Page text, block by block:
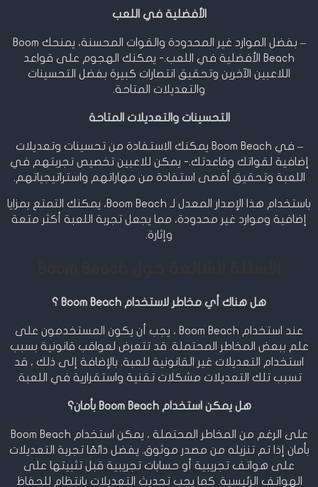
الأفضلية في اللعب
– بفضل الموارد غير المحدودة والقوات المحسنة، يمنحك Boom
Beach الأفضلية في اللعب.- يمكنك الهجوم على قواعد
اللاعبين الآخرين وتحقيق انتصارات كبيرة بفضل التحسينات
والتعديلات المتاحة.
التحسينات والتعديلات المتاحة
– في Boom Beach يمكنك الاستفادة من تحسينات وتعديلات
إضافية لقواتك وقاعدتك.- يمكن للاعبين تخصيص تجربتهم في
اللعبة وتحقيق أقصى استفادة من مهاراتهم واستراتيجياتهم.
باستخدام هذا الإصدار المعدل لـ Boom Beach، يمكنك التمتع بمزايا
إضافية وموارد غير محدودة، مما يجعل تجربة اللعبة أكثر متعة
وإثارة.
هل هناك أي مخاطر لاستخدام Boom Beach ؟
عند استخدام Boom Beach ، يجب أن يكون المستخدمون على
علم ببعض المخاطر المحتملة. قد تتعرض لعواقب قانونية بسبب
استخدام التعديلات غير القانونية للعبة. بالإضافة إلى ذلك ، قد
تسبب تلك التعديلات مشكلات تقنية واستقرارية في اللعبة.
هل يمكن استخدام Boom Beach بأمان؟
على الرغم من المخاطر المحتملة ، يمكن استخدام Boom Beach
بأمان إذا تم تنزيله من مصدر موثوق. يفضل دائمًا تجربة التعديلات
على هواتف تجريبية أو حسابات تجريبية قبل تثبيتها على
الهواتف الرئيسية. كما يجب تحديث التعديلات بانتظام للحفاظ